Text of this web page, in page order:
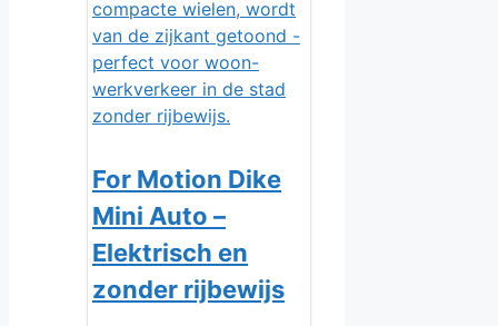
For Motion Dike
Mini Auto –
Elektrisch en
zonder rijbewijs